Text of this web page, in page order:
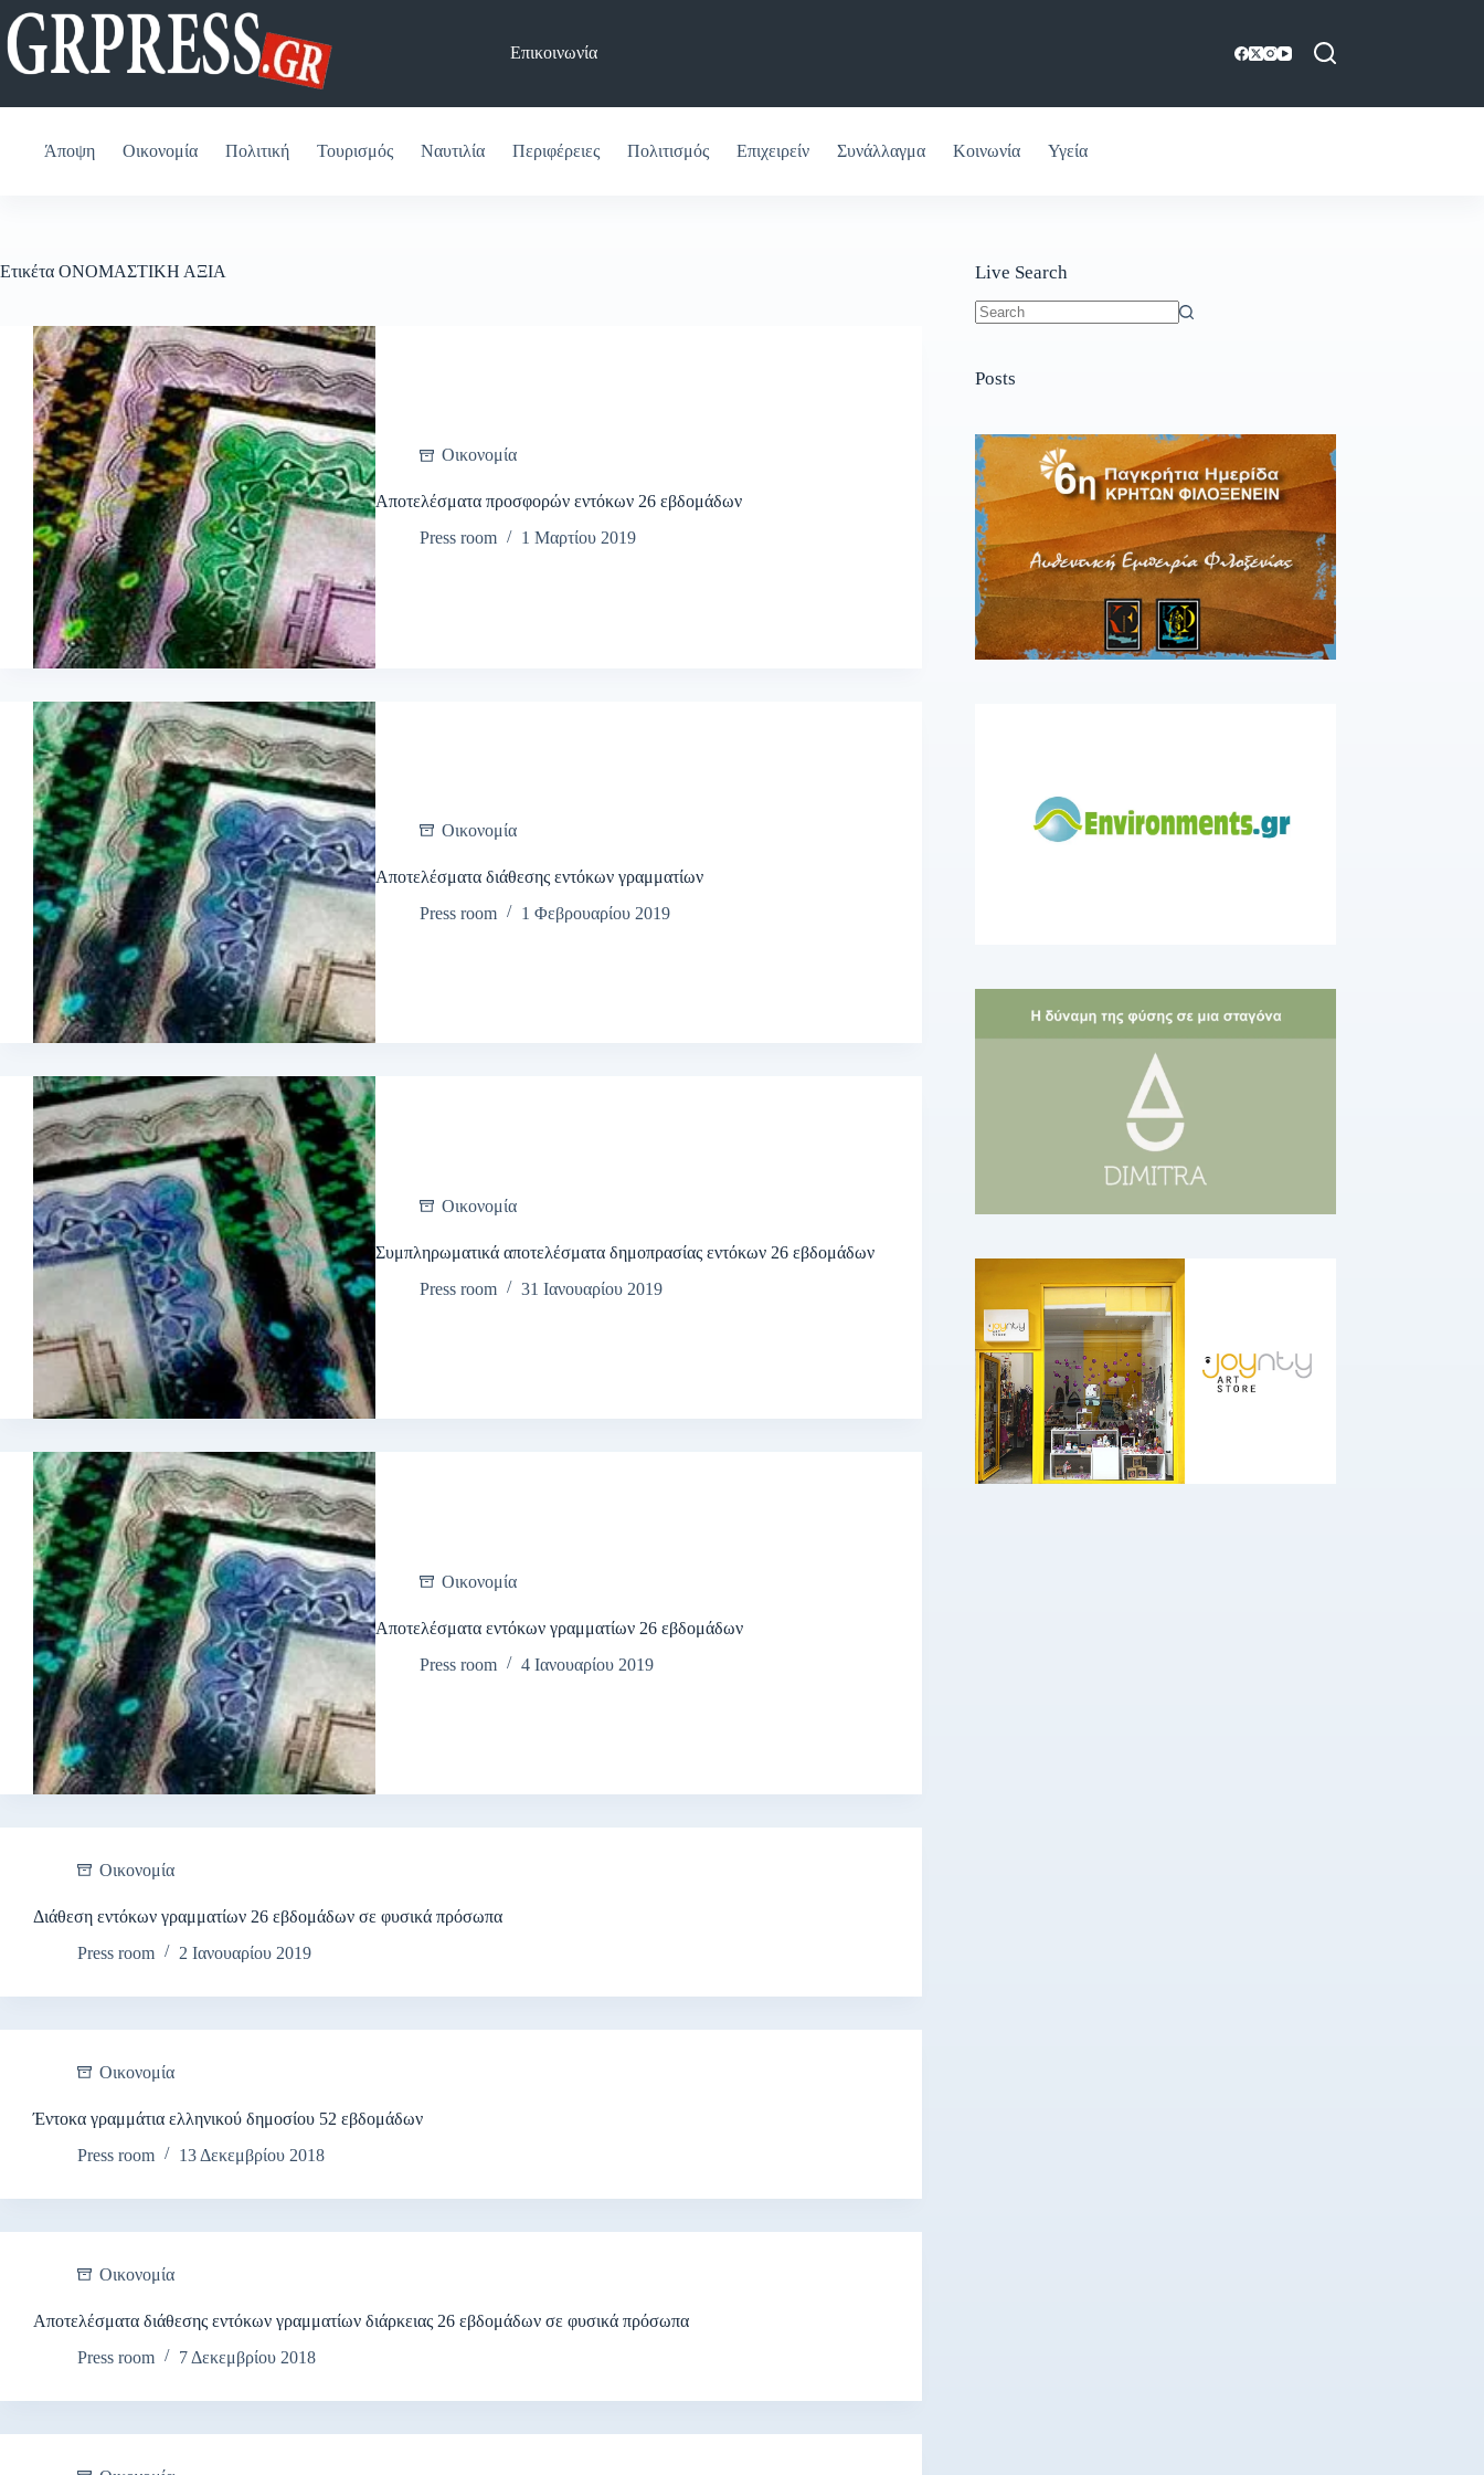
Μετάβαση
στο
περιεχόμενο
Επικοινωνία
Άποψη Οικονομία Πολιτική Τουρισμός Ναυτιλία Περιφέρειες Πολιτισμός Επιχειρείν Συνάλλαγμα Κοινωνία Υγεία
Ετικέτα ΟΝΟΜΑΣΤΙΚΗ ΑΞΙΑ
Οικονομία
Αποτελέσματα προσφορών εντόκων 26 εβδομάδων
Press room
1 Μαρτίου 2019
Οικονομία
Αποτελέσματα διάθεσης εντόκων γραμματίων
Press room
1 Φεβρουαρίου 2019
Οικονομία
Συμπληρωματικά αποτελέσματα δημοπρασίας εντόκων 26 εβδομάδων
Press room
31 Ιανουαρίου 2019
Οικονομία
Αποτελέσματα εντόκων γραμματίων 26 εβδομάδων
Press room
4 Ιανουαρίου 2019
Οικονομία
Διάθεση εντόκων γραμματίων 26 εβδομάδων σε φυσικά πρόσωπα
Press room
2 Ιανουαρίου 2019
Οικονομία
Έντοκα γραμμάτια ελληνικού δημοσίου 52 εβδομάδων
Press room
13 Δεκεμβρίου 2018
Οικονομία
Αποτελέσματα διάθεσης εντόκων γραμματίων διάρκειας 26 εβδομάδων σε φυσικά πρόσωπα
Press room
7 Δεκεμβρίου 2018
Live Search
Posts